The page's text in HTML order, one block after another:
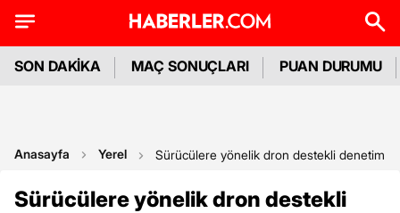
SON DAKİKA MAÇ SONUÇLARI PUAN DURUMU
Anasayfa Yerel Sürücülere yönelik dron destekli denetim
Sürücülere yönelik dron destekli